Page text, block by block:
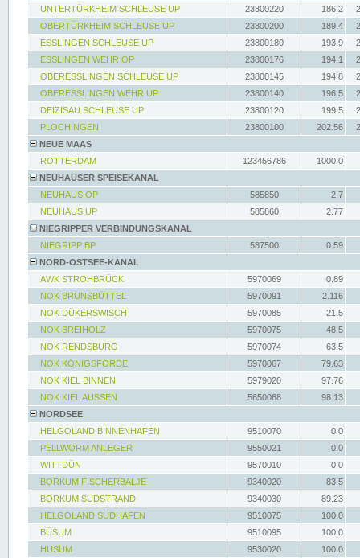
UNTERTÜRKHEIM SCHLEUSE UP
23800220 186.2
OBERTÜRKHEIM SCHLEUSE UP
23800200 189.4
ESSLINGEN SCHLEUSE UP
23800180 193.9
ESSLINGEN WEHR OP
23800176 194.1
OBERESSLINGEN SCHLEUSE UP
23800145 194.8
OBERESSLINGEN WEHR UP
23800140 196.5
DEIZISAU SCHLEUSE UP
23800120 199.5
PLOCHINGEN
23800100 202.56
NEUE MAAS
ROTTERDAM
123456786
1000.0
NEUHAUSER SPEISEKANAL
NEUHAUS OP
585850
2.7
NEUHAUS UP
585860
2.77
NIEGRIPPER VERBINDUNGSKANAL
NIEGRIPP BP
587500
0.59
NORD-OSTSEE-KANAL
AWK STROHBRÜCK
5970069
0.89
NOK BRUNSBÜTTEL
5970091
2.116
NOK DÜKERSWISCH
5970085
21.5
NOK BREIHOLZ
5970075
48.5
NOK RENDSBURG
5970074
63.5
NOK KÖNIGSFÖRDE
5970067
79.63
NOK KIEL BINNEN
5979020
97.76
NOK KIEL AUSSEN
5650068
98.13
NORDSEE
HELGOLAND BINNENHAFEN
9510070
0.0
PELLWORM ANLEGER
9550021
0.0
WITTDÜN
9570010
0.0
BORKUM FISCHERBALJE
9340020
83.5
BORKUM SÜDSTRAND
9340030
89.23
HELGOLAND SÜDHAFEN
9510075
100.0
BÜSUM
9510095
100.0
HUSUM
9530020 100.0